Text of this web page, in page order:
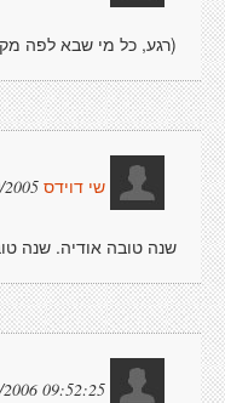
(רגע, כל מי שבא לפה
שי דוידס 03:14:06
שנה טובה אודיה. שנה
09:52:25